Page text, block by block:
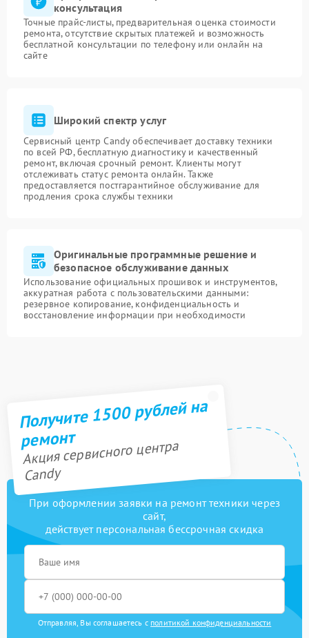
консультация
Точные прайс-листы, предварительная оценка стоимости
ремонта, отсутствие скрытых платежей и возможность
бесплатной консультации по телефону или онлайн на
сайте
Широкий спектр услуг
Сервисный центр Candy обеспечивает доставку техники
по всей РФ, бесплатную диагностику и качественный
ремонт, включая срочный ремонт. Клиенты могут
отслеживать статус ремонта онлайн. Также
предоставляется постгарантийное обслуживание для
продления срока службы техники
Оригинальные программные решение и
безопасное обслуживание данных
Использование официальных прошивок и инструментов,
аккуратная работа с пользовательскими данными:
резервное копирование, конфиденциальность и
восстановление информации при необходимости
Получите 1500 рублей на
ремонт
Акция сервисного центра
Candy
При оформлении заявки на ремонт техники через
сайт,
действует персональная бессрочная скидка
Отправляя, Вы соглашаетесь с политикой конфиденциальности